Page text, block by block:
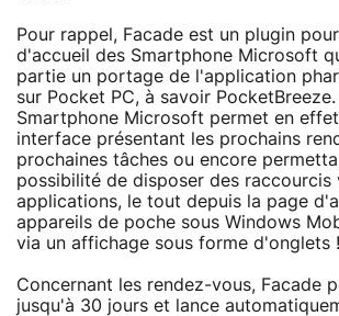
Pour rappel, Facade est un plugin
d'accueil des Smartphone Microsoft
partie un portage de l'application
sur Pocket PC, à savoir
Smartphone Microsoft permet en
interface présentant les prochains
prochaines tâches ou encore
possibilité de disposer des raccourcis
applications, le tout depuis la page
appareils de poche sous Windows
via un affichage sous forme d'onglets !
Concernant les rendez-vous, Facade
jusqu'à 30 jours et lance